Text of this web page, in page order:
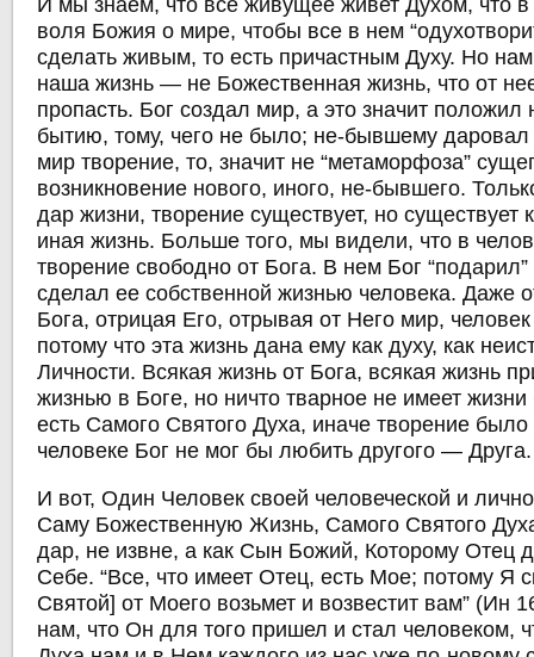
И мы знаем, что все живущее живет Духом, что
воля Божия о мире, чтобы все в нем
сделать живым, то есть причастным Духу. Но нам
наша жизнь — не Божественная жизнь, что от
пропасть. Бог создал мир, а это значит положил
бытию, тому, чего не было; не-бывшему
мир творение, то, значит не “метаморфоза”
возникновение нового, иного, не-бывшего.
дар жизни, творение существует, но существует
иная жизнь. Больше того, мы видели, что в
творение свободно от Бога. В нем Бог
сделал ее собственной жизнью человека. Даже
Бога, отрицая Его, отрывая от Него мир,
потому что эта жизнь дана ему как духу, как
Личности. Всякая жизнь от Бога, всякая жизнь
жизнью в Боге, но ничто тварное не имеет
есть Самого Святого Духа, иначе творение
человеке Бог не мог бы любить другого — Друга.
И вот, Один Человек своей человеческой и
Саму Божественную Жизнь, Самого Святого
дар, не извне, а как Сын Божий, Которому Отец
Себе. “Все, что имеет Отец, есть Мое; потому Я
Святой] от Моего возьмет и возвестит вам” (Ин
нам, что Он для того пришел и стал человеком,